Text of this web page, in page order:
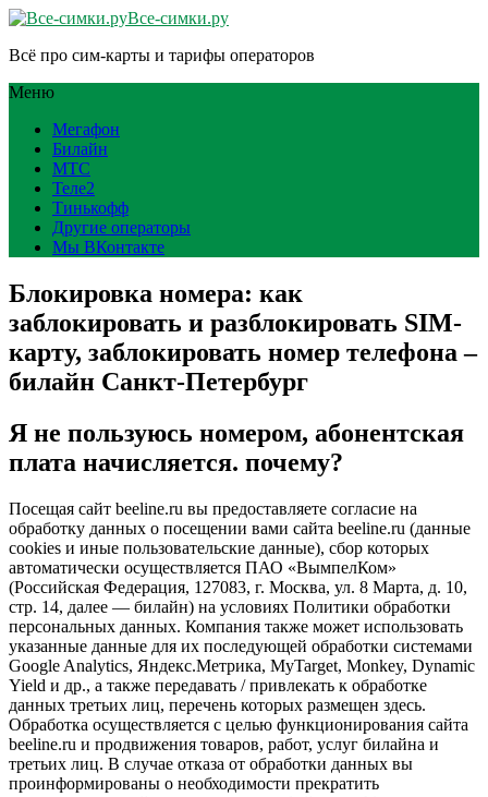
Все-симки.ру
Всё про сим-карты и тарифы операторов
Меню
Мегафон
Билайн
МТС
Теле2
Тинькофф
Другие операторы
Мы ВКонтакте
Блокировка номера: как
заблокировать и разблокировать SIM-
карту, заблокировать номер телефона –
билайн Санкт-Петербург
Я не пользуюсь номером, абонентская
плата начисляется. почему?
Посещая сайт beeline.ru вы предоставляете согласие на
обработку данных о посещении вами сайта beeline.ru (данные
cookies и иные пользовательские данные), сбор которых
автоматически осуществляется ПАО «ВымпелКом»
(Российская Федерация, 127083, г. Москва, ул. 8 Марта, д. 10,
стр. 14, далее — билайн) на условиях Политики обработки
персональных данных. Компания также может использовать
указанные данные для их последующей обработки системами
Google Analytics, Яндекс.Метрика, MyTarget, Monkey, Dynamic
Yield и др., а также передавать / привлекать к обработке
данных третьих лиц, перечень которых размещен здесь.
Обработка осуществляется с целью функционирования сайта
beeline.ru и продвижения товаров, работ, услуг билайна и
третьих лиц. В случае отказа от обработки данных вы
проинформированы о необходимости прекратить